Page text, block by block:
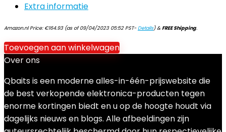
Extra informatie
Amazon.nl Price: €164.93(as of 09/04/2023 05:52 PST-Details)&FREE Shipping.
Toevoegen aan winkelwagen
Over ons
Qbaits is een moderne alles-in-één-prijswebsite die
de best verkopende elektronica-producten tegen
enorme kortingen biedt en u op de hoogte houdt via
dagelijks nieuws en blogs. Alle afbeeldingen zijn